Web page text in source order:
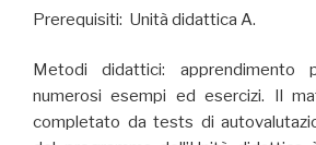
Prerequisiti: Unità didattica A.
Metodi didattici: apprendimento
numerosi esempi ed esercizi. Il
completato da tests di